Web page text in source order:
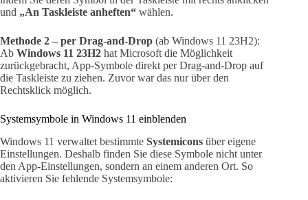
und „An Taskleiste anheften“ wählen.
Methode 2 – per Drag-and-Drop (ab Windows 11 23H2):
Ab Windows 11 23H2 hat Microsoft die Möglichkeit
zurückgebracht, App-Symbole direkt per Drag-and-Drop auf
die Taskleiste zu ziehen. Zuvor war das nur über den
Rechtsklick möglich.
Systemsymbole in Windows 11 einblenden
Windows 11 verwaltet bestimmte Systemicons über eigene
Einstellungen. Deshalb finden Sie diese Symbole nicht unter
den App-Einstellungen, sondern an einem anderen Ort. So
aktivieren Sie fehlende Systemsymbole: